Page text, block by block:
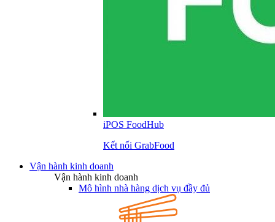
iPOS FoodHub
Kết nối GrabFood
Vận hành kinh doanh
Vận hành kinh doanh
Mô hình nhà hàng dịch vụ đầy đủ